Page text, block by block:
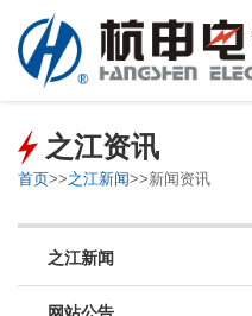
之江资讯
首页>>之江新闻>>新闻资讯
之江新闻